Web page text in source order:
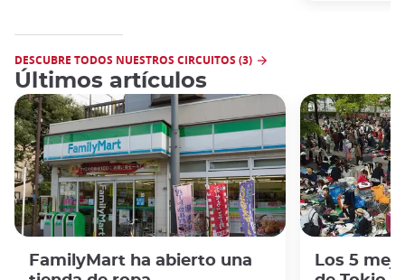
DESCUBRE TODOS NUESTROS CIRCUITOS (3)
Últimos artículos
FamilyMart ha abierto una
Los 5